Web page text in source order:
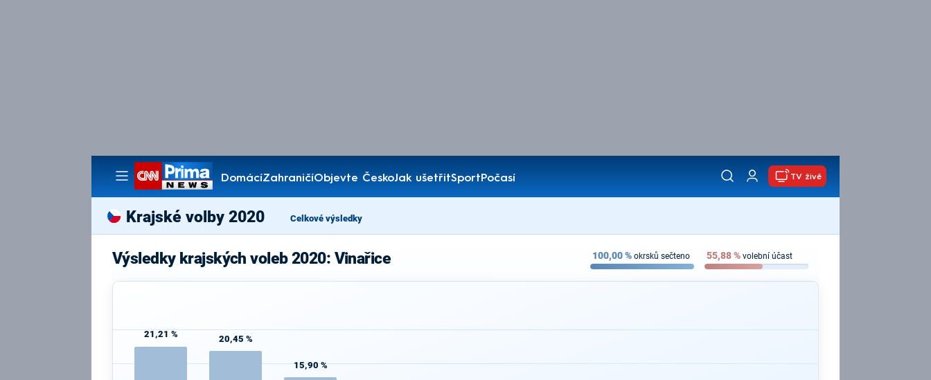
DomácíZahraničíObjevte ČeskoJak ušetřitSportPočasí
Pořady
TV živě
Krajské volby 2020 Celkové výsledky
Výsledky krajských voleb 2020: Vinařice 100,00% okrsků sečteno 55,88% volební účast
21,21 % 20,45 %
15,90 %